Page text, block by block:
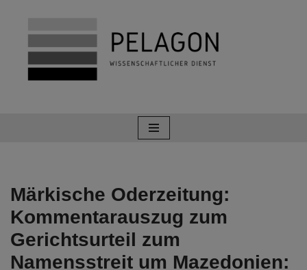
Zum
Inhalt
springen
Märkische Oderzeitung:
Kommentarauszug zum
Gerichtsurteil zum
Namensstreit um Mazedonien: